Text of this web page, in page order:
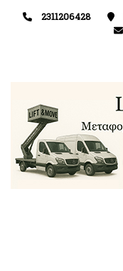
2311206428